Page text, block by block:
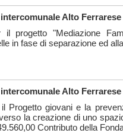
Alto Ferrarese
il progetto "Mediazione
in fase di separazione ed
Alto Ferrarese
Progetto giovani e la
la creazione di uno
Contributo della